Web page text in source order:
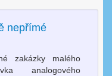
nepřímé
zakázky malého
analogového